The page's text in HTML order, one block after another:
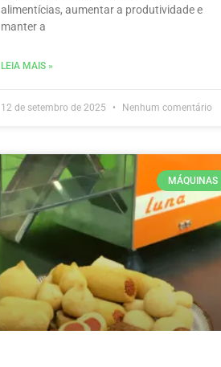
alimentícias, aumentar a produtividade e
manter a
LEIA MAIS »
12 de setembro de 2025 Nenhum comentário
MÁQUINAS